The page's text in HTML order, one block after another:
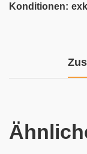
Konditionen: